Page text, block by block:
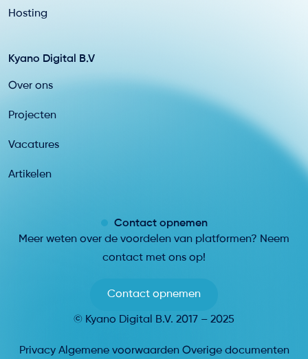
Hosting
Kyano Digital B.V
Over ons
Projecten
Vacatures
Artikelen
Contact opnemen
Meer weten over de voordelen van platformen? Neem
contact met ons op!
Contact opnemen
© Kyano Digital B.V. 2017 – 2025
Privacy Algemene voorwaarden Overige documenten